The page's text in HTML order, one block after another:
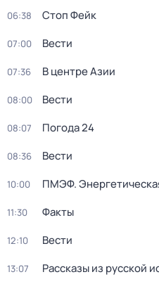
06:38 Стоп Фейк
07:00 Вести
07:36 В центре Азии
08:00 Вести
08:07 Погода 24
08:36 Вести
10:00 ПМЭФ.
11:30 Факты
12:10 Вести
13:07 Рассказы из русской